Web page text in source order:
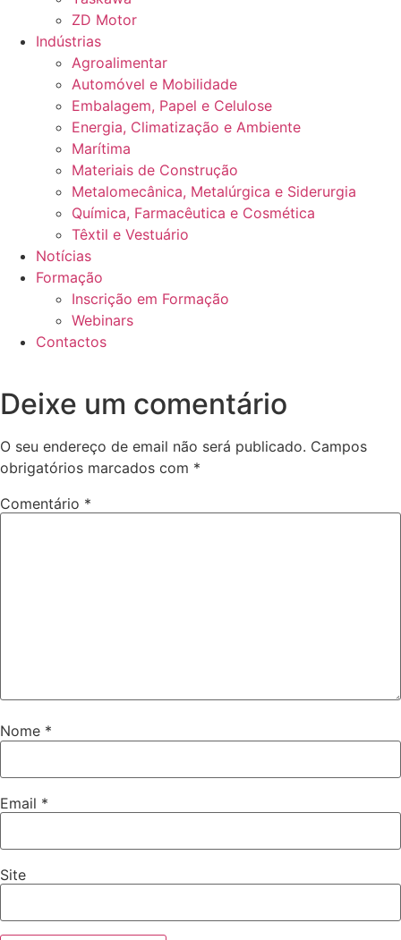
ZD Motor
Indústrias
Agroalimentar
Automóvel e Mobilidade
Embalagem, Papel e Celulose
Energia, Climatização e Ambiente
Marítima
Materiais de Construção
Metalomecânica, Metalúrgica e Siderurgia
Química, Farmacêutica e Cosmética
Têxtil e Vestuário
Notícias
Formação
Inscrição em Formação
Webinars
Contactos
Deixe um comentário
O seu endereço de email não será publicado. Campos
obrigatórios marcados com *
Comentário *
Nome *
Email *
Site